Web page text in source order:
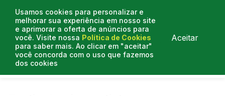
Usamos cookies para personalizar e
melhorar sua experiência em nosso site
e aprimorar a oferta de anúncios para
você. Visite nossa Política de Cookies
para saber mais. Ao clicar em "aceitar"
você concorda com o uso que fazemos
dos cookies
Aceitar
Curtas do Poder